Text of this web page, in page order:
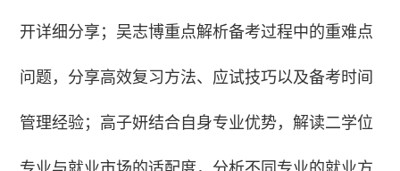
开详细分享；吴志博重点解析备考过程中的重难点
问题，分享高效复习方法、应试技巧以及备考时间
管理经验；高子妍结合自身专业优势，解读二学位